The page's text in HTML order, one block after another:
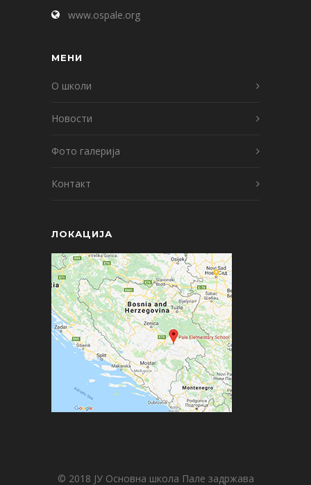
www.ospale.org
МЕНИ
О школи
Новости
Фото галерија
Контакт
ЛОКАЦИЈА
© 2018 ЈУ Основна школа Пале задржава